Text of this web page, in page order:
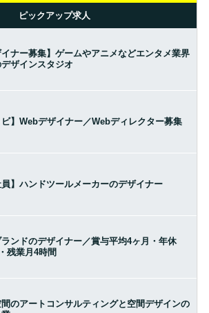
ピックアップ求人
イナー募集】ゲームやアニメなどエンタメ業界
ザインスタジオ
ビ】Webデザイナー／Webディレクター募集
員】ハンドツールメーカーのデザイナー
ンドのデザイナー／賞与平均4ヶ月・年休
残業月4時間
のアートコンサルティングと空間デザインの